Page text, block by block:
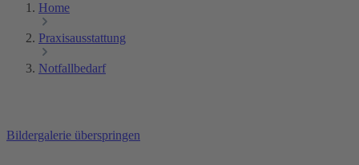
Home
Praxisausstattung
Notfallbedarf
Bildergalerie überspringen